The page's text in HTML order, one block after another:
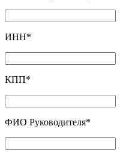
ИНН*
КПП*
ФИО Руководителя*